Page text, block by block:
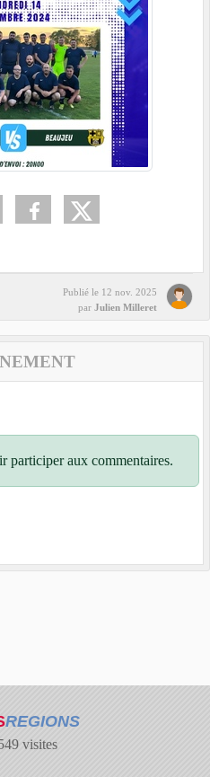
Publié le 12 nov. 2025
par Julien Milleret
participer aux commentaires.
REGIONS
visites